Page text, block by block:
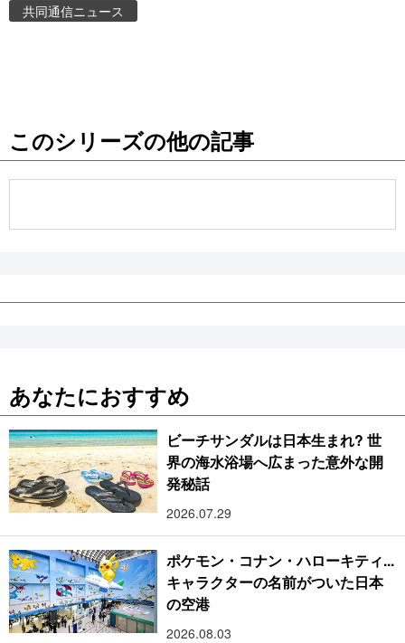
Images
お知らせ
公式SNS
共同通信ニュース
このシリーズの他の記事
あなたにおすすめ
ビーチサンダルは日本生まれ? 世
界の海水浴場へ広まった意外な開
発秘話
2026.07.29
ポケモン・コナン・ハローキティ...
キャラクターの名前がついた日本
の空港
2026.08.03